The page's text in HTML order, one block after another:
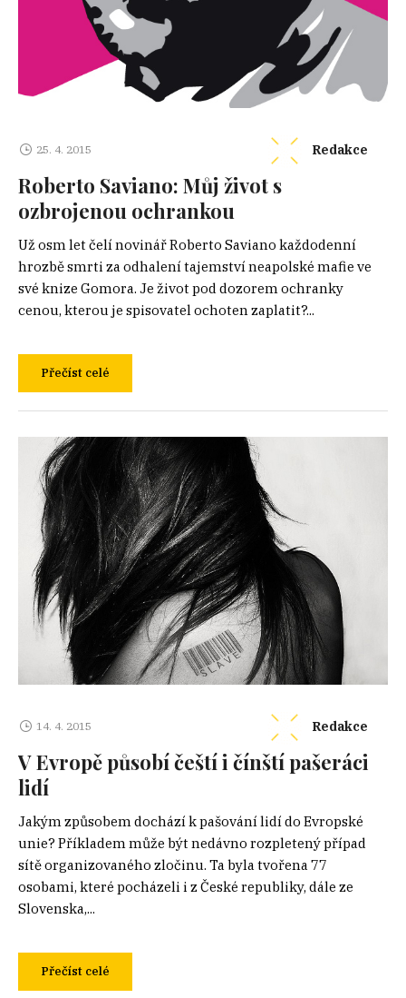
25. 4. 2015 Redakce
Roberto Saviano: Můj život s
ozbrojenou ochrankou
Už osm let čelí novinář Roberto Saviano každodenní
hrozbě smrti za odhalení tajemství neapolské mafie ve
své knize Gomora. Je život pod dozorem ochranky
cenou, kterou je spisovatel ochoten zaplatit?...
Přečíst celé
14. 4. 2015 Redakce
V Evropě působí čeští i čínští pašeráci
lidí
Jakým způsobem dochází k pašování lidí do Evropské
unie? Příkladem může být nedávno rozpletený případ
sítě organizovaného zločinu. Ta byla tvořena 77
osobami, které pocházeli i z České republiky, dále ze
Slovenska,...
Přečíst celé